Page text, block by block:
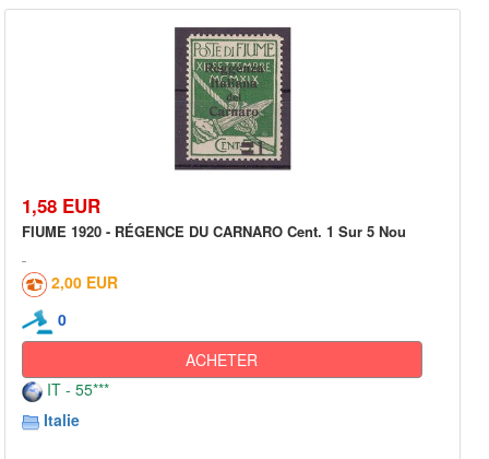
1,58 EUR
FIUME 1920 - RÉGENCE DU CARNARO Cent. 1 Sur 5 Nou
2,00 EUR
0
ACHETER
IT - 55***
Italie